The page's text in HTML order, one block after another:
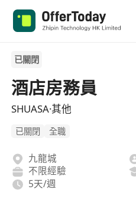
已關閉
酒店房務員
SHUASA·其他
已關閉 全職
九龍城
不限經驗
5天/週